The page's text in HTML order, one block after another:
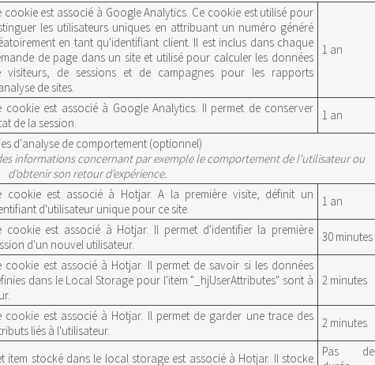
cookie est associé à Google Analytics. Ce cookie est utilisé pour
les utilisateurs uniques en attribuant un numéro généré
en tant qu'identifiant client. Il est inclus dans chaque
de page dans un site et utilisé pour calculer les données
visiteurs, de sessions et de campagnes pour les rapports
de sites.
1 an
cookie est associé à Google Analytics. Il permet de conserver
de la session.
1 an
d'analyse de comportement (optionnel)
informations concernant par exemple le comportement de l'utilisateur ou
d'obtenir son retour d'expérience.
cookie est associé à Hotjar. A la première visite, définit un
d'utilisateur unique pour ce site.
1 an
cookie est associé à Hotjar. Il permet d'identifier la première
d'un nouvel utilisateur.
30 minutes
cookie est associé à Hotjar. Il permet de savoir si les données
dans le Local Storage pour l'item "_hjUserAttributes" sont à
2 minutes
cookie est associé à Hotjar. Il permet de garder une trace des
liés à l'utilisateur.
2 minutes
item stocké dans le local storage est associé à Hotjar. Il stocke
Pas de